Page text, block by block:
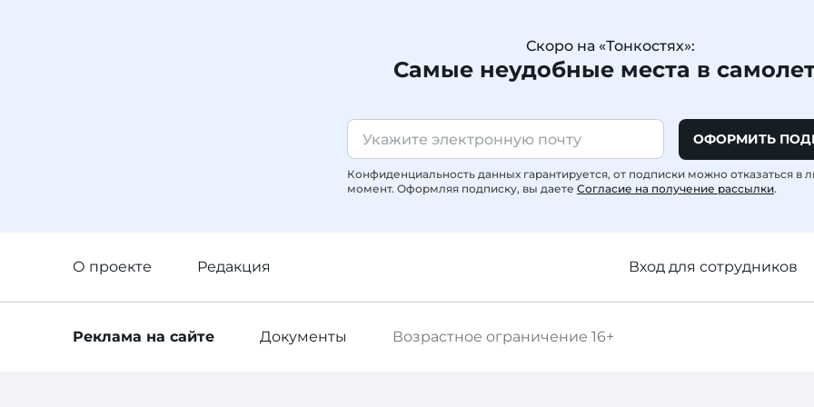
Скоро на «Тонкостях»:
Самые неудобные места в
ОФОРМИТЬ
Конфиденциальность данных гарантируется, от подписки можно отказаться в
момент. Оформляя подписку, вы даете Согласие на получение рассылки.
О проекте Редакция Вход для сотрудников
Возрастное ограничение 16+
Реклама на сайте Документы